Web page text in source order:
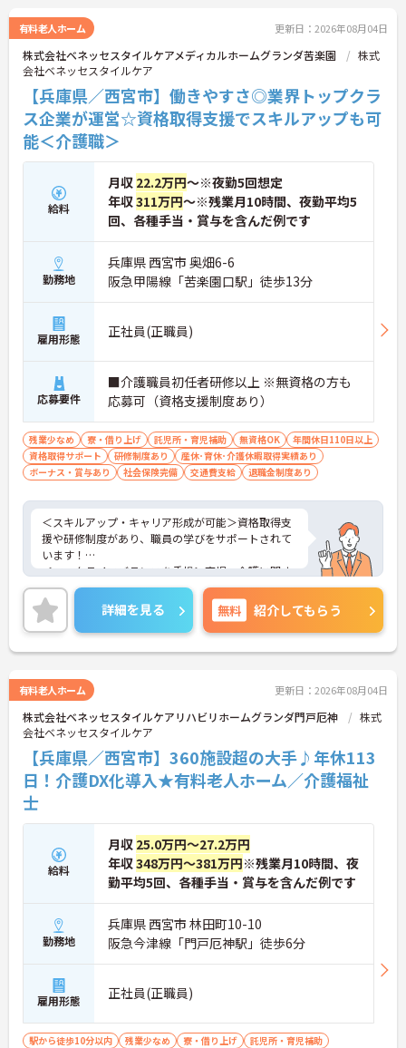
象となる年間3万円の医療費補助など大手ならでは
の圧倒的な福利厚生のもと、ケアマネジャーへのス
テップアップ等、介護のプロとして長期的なキャリ
アを築けます。
★おすすめPOINT★
【これまでの経験・専門性が正当に評価される環境
です】
・独自の社内資格「マジ神制度」があり、認定され
ると1資格につき月1万円（最大4万円）の手当が加
算されます。
・ケアマネジャーの受験料や対策講座、更新費用ま
で全額補助されるため、次のステップアップを自己
【最先端のDX導入で、身体的・精神的な負担を軽
減】
・スマホ記録や睡眠センサーを活用したデータに基
づくケアにより、夜間巡視や申し送りなどの業務負
担を大きく軽減しています。
・業務の効率化により月の平均残業時間は10時間程
度と少なく、体力的なゆとりを持ってご入居者様と
向き合えます。
います】
・ご家族分も含めて年間3万円までの医療費補助
や、教育サービスの70%割引など、生活全体を支え
る独自の福利厚生が利用できます。
男性の育休取得実績も豊富なため、ライフステージ
が変化しても安心です。
【プライベートとの両立がしやすい環境です】
・有給取得促進手当の支給や、5連休以上の長期休
暇を取得できる仕組みがあり、しっかりと心身をリ
フレッシュできます。
・中途入社比率が6割を超えており、風通しが良
染める温かい社風です。
有料老人ホーム 更新日：2026年08月04日
株式会社ベネッセスタイルケアメディカルホームグランダ苦楽園
株式
会社ベネッセスタイルケア
【兵庫県／西宮市】働きやすさ◎業界トップクラ
ス企業が運営☆資格取得支援でスキルアップも可
能＜介護職＞
給料
月収 22.2万円～※夜勤5回想定
年収311万円～※残業月10時間、夜勤平均5
回、各種手当・賞与を含んだ例です
勤務地
兵庫県 西宮市 奥畑6-6
阪急甲陽線「苦楽園口駅」徒歩13分
雇用形態 正社員(正職員)
応募要件
■介護職員初任者研修以上 ※無資格の方も
応募可（資格支援制度あり）
残業少なめ 寮・借り上げ 託児所・育児補助 無資格OK
年間休日110日以上
資格取得サポート
研修制度あり
産休･育休･介護休暇取得実績あり
ボーナス・賞与あり
社会保険完備 交通費支給 退職金制度あり
＜スキルアップ・キャリア形成が可能＞資格取得支
援や研修制度があり、職員の学びをサポートされて
います！
＜ワークライフバランスを重視＞育児・介護に関す
る制度や社宅制度、各種手当など、長く安心して働
きやすい環境が整っています。
＜寄り添ったケアの実施＞利用者さまに深く寄り添
ったサービスの提供を目指し、職員の専門性を高め
るような人材育成にも注力されています。
詳細をお話ししますのでお気軽にご相談ください！
詳細を見る 無料 紹介してもらう
有料老人ホーム 更新日：2026年08月04日
株式会社ベネッセスタイルケアリハビリホームグランダ門戸厄神
株式
会社ベネッセスタイルケア
【兵庫県／西宮市】360施設超の大手♪年休113
日！介護DX化導入★有料老人ホーム／介護福祉
士
給料
月収 25.0万円～27.2万円
年収348万円～381万円※残業月10時間、夜
勤平均5回、各種手当・賞与を含んだ例です
勤務地
兵庫県 西宮市 林田町10-10
阪急今津線「門戸厄神駅」徒歩6分
雇用形態 正社員(正職員)
駅から徒歩10分以内 残業少なめ 寮・借り上げ
託児所・育児補助